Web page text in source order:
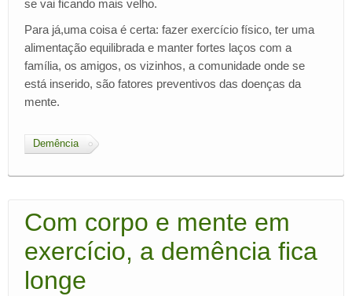
se vai ficando mais velho.
Para já,uma coisa é certa: fazer exercício físico, ter uma
alimentação equilibrada e manter fortes laços com a
família, os amigos, os vizinhos, a comunidade onde se
está inserido, são fatores preventivos das doenças da
mente.
Demência
Com corpo e mente em
exercício, a demência fica
longe